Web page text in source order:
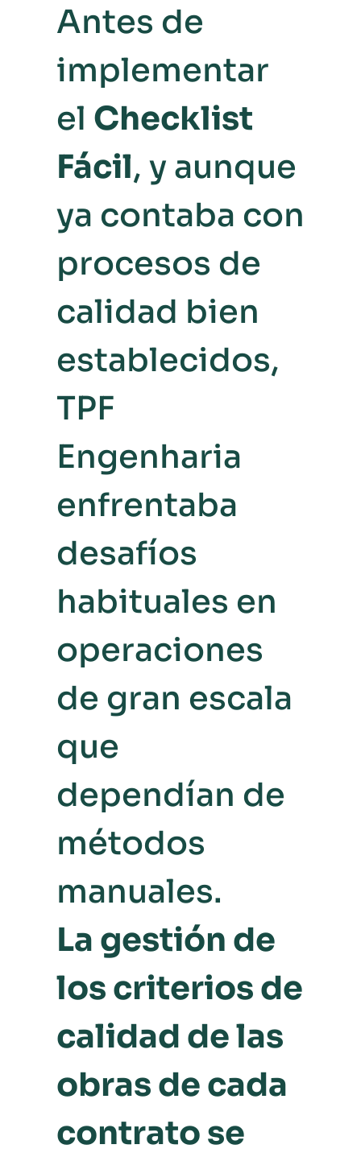
Antes de
implementar
el Checklist
Fácil, y aunque
ya contaba con
procesos de
calidad bien
establecidos,
TPF
Engenharia
enfrentaba
desafíos
habituales en
operaciones
de gran escala
que
dependían de
métodos
manuales.
La gestión de
los criterios de
calidad de las
obras de cada
contrato se